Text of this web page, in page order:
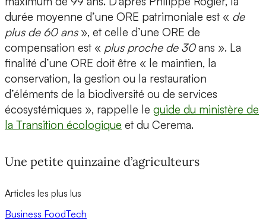
durée moyenne d’une ORE patrimoniale est « de
plus de 60 ans», et celle d’une ORE de
compensation est « plus proche de 30ans ». La
finalité d’une ORE doit être « le maintien, la
conservation, la gestion ou la restauration
d’éléments de la biodiversité ou de services
écosystémiques », rappelle le guide du ministère de
la Transition écologique et du Cerema.
Une petite quinzaine d’agriculteurs
Articles les plus lus
Business FoodTech